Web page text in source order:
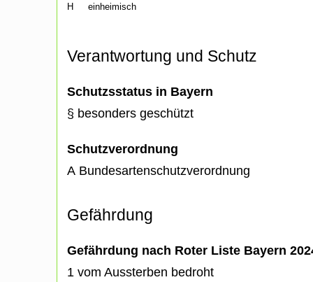
H einheimisch
Verantwortung und Schutz
Schutzsstatus in Bayern
§ besonders geschützt
Schutzverordnung
A Bundesartenschutzverordnung
Gefährdung
Gefährdung nach Roter Liste Bayern
1 vom Aussterben bedroht